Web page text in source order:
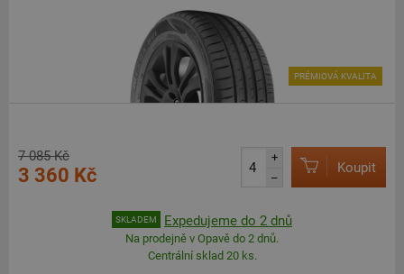
PRÉMIOVÁ KVALITA
7 085 Kč
3 360 Kč
+
–
Koupit
SKLADEM Expedujeme do 2 dnů
Na prodejně v Opavě do 2 dnů.
Centrální sklad 20 ks.